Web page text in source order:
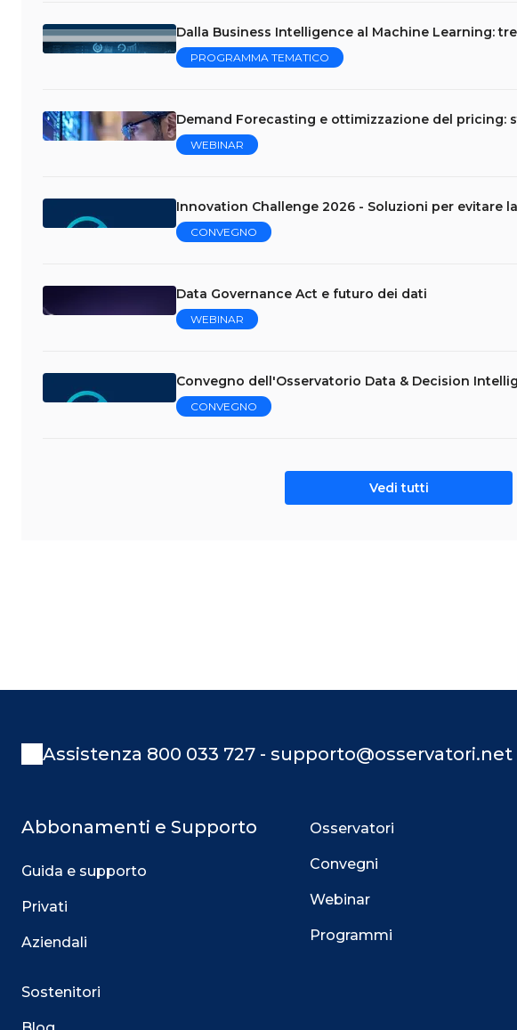
Dalla Business Intelligence al Machine Learning:
PROGRAMMA TEMATICO
Demand Forecasting e ottimizzazione del pricing:
WEBINAR
Innovation Challenge 2026 - Soluzioni per evitare
CONVEGNO
Data Governance Act e futuro dei dati
WEBINAR
Convegno dell'Osservatorio Data & Decision
CONVEGNO
Vedi tutti
Assistenza 800 033 727 - supporto@osservatori.net
Abbonamenti e Supporto
Guida e supporto
Privati
Aziendali
Sostenitori
Osservatori
Convegni
Webinar
Programmi